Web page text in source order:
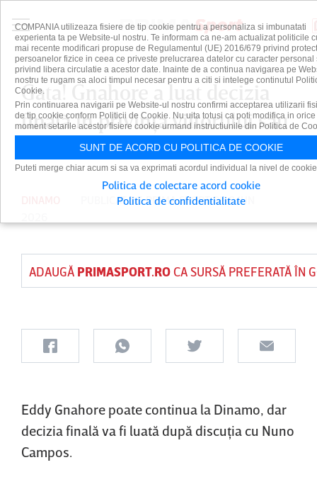
Gata! Gnahore a luat decizia
finală în privinţa viitorului său
la Dinamo
PUBLICAT DEPRIMA SPORTPE 8 IUN
ADAUGĂ PRIMASPORT.ROCA SURSĂ PREFERATĂ ÎN
Eddy Gnahore poate continua la Dinamo, dar
decizia finală va fi luată după discuţia cu Nuno
Campos.
COMPANIA utilizeaza fisiere de tip cookie pentru a personaliza si imbunatati
experienta ta pe Website-ul nostru. Te informam ca ne-am actualizat politicile
mai recente modificari propuse de Regulamentul (UE) 2016/679 privind
persoanelor fizice in ceea ce priveste prelucrarea datelor cu caracter personal
privind libera circulatie a acestor date. Inainte de a continua navigarea pe
nostru te rugam sa aloci timpul necesar pentru a citi si intelege continutul
Cookie.
Prin continuarea navigarii pe Website-ul nostru confirmi acceptarea utilizarii
de tip cookie conform Politicii de Cookie. Nu uita totusi ca poti modifica in orice
moment setarile acestor fisiere cookie urmand instructiunile din Politica de
SUNT DE ACORD CU POLITICA DE COOKIE
Puteti merge chiar acum si sa va exprimati acordul individual la nivel de
Politica de colectare acord cookie
Politica de confidentialitate